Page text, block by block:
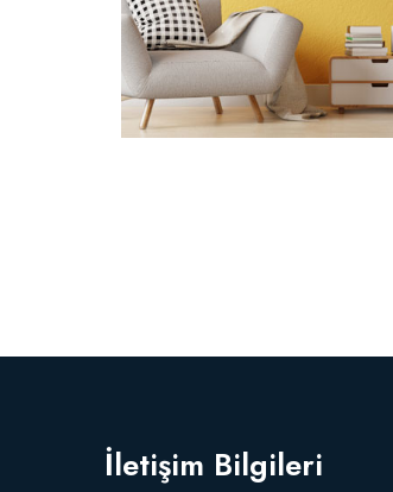
İletişim Bilgileri